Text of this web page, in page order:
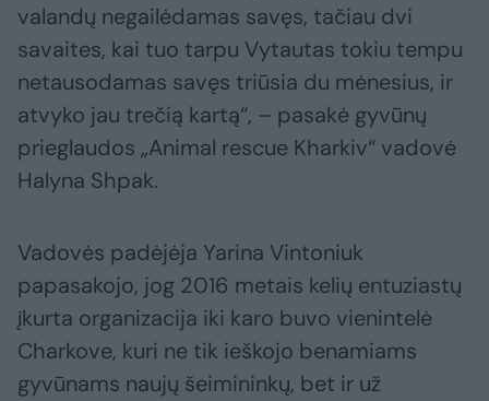
valandų negailėdamas savęs, tačiau dvi
savaites, kai tuo tarpu Vytautas tokiu tempu
netausodamas savęs triūsia du mėnesius, ir
atvyko jau trečią kartą“, – pasakė gyvūnų
prieglaudos „Animal rescue Kharkiv“ vadovė
Halyna Shpak.
Vadovės padėjėja Yarina Vintoniuk
papasakojo, jog 2016 metais kelių entuziastų
įkurta organizacija iki karo buvo vienintelė
Charkove, kuri ne tik ieškojo benamiams
gyvūnams naujų šeimininkų, bet ir už